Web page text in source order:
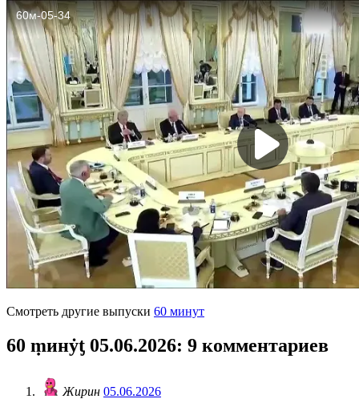
Смотреть другие выпуски 60 минут
60 ṃинẏƫ 05.06.2026: 9 комментариев
Жирин 05.06.2026